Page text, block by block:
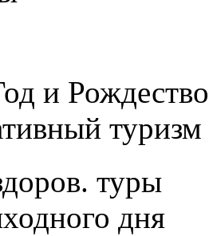
и Рождество
туризм
туры
дня